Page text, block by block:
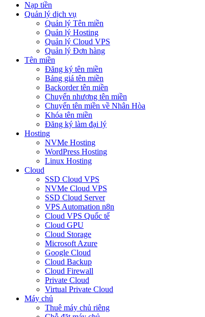
Nạp tiền
Quản lý dịch vụ
Quản lý Tên miền
Quản lý Hosting
Quản lý Cloud VPS
Quản lý Đơn hàng
Tên miền
Đăng ký tên miền
Bảng giá tên miền
Backorder tên miền
Chuyển nhượng tên miền
Chuyển tên miền về Nhân Hòa
Khóa tên miền
Đăng ký làm đại lý
Hosting
NVMe Hosting
WordPress Hosting
Linux Hosting
Cloud
SSD Cloud VPS
NVMe Cloud VPS
SSD Cloud Server
VPS Automation n8n
Cloud VPS Quốc tế
Cloud GPU
Cloud Storage
Microsoft Azure
Google Cloud
Cloud Backup
Cloud Firewall
Private Cloud
Virtual Private Cloud
Máy chủ
Thuê máy chủ riêng